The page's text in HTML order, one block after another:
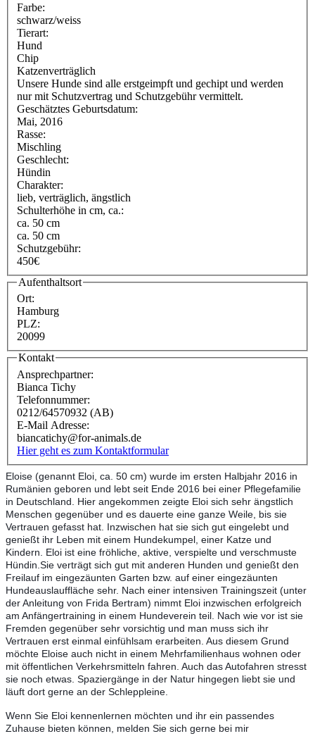
Farbe:
schwarz/weiss
Tierart:
Hund
Chip
Katzenverträglich
Unsere Hunde sind alle erstgeimpft und gechipt und werden
nur mit Schutzvertrag und Schutzgebühr vermittelt.
Geschätztes Geburtsdatum:
Mai, 2016
Rasse:
Mischling
Geschlecht:
Hündin
Charakter:
lieb, verträglich, ängstlich
Schulterhöhe in cm, ca.:
ca. 50 cm
ca. 50 cm
Schutzgebühr:
450€
Aufenthaltsort
Ort:
Hamburg
PLZ:
20099
Kontakt
Ansprechpartner:
Bianca Tichy
Telefonnummer:
0212/64570932 (AB)
E-Mail Adresse:
biancatichy@for-animals.de
Hier geht es zum Kontaktformular
Eloise (genannt Eloi, ca. 50 cm) wurde im ersten Halbjahr 2016 in
Rumänien geboren und lebt seit Ende 2016 bei einer Pflegefamilie
in Deutschland. Hier angekommen zeigte Eloi sich sehr ängstlich
Menschen gegenüber und es dauerte eine ganze Weile, bis sie
Vertrauen gefasst hat. Inzwischen hat sie sich gut eingelebt und
genießt ihr Leben mit einem Hundekumpel, einer Katze und
Kindern. Eloi ist eine fröhliche, aktive, verspielte und verschmuste
Hündin. Sie verträgt sich gut mit anderen Hunden und genießt den
Freilauf im eingezäunten Garten bzw. auf einer eingezäunten
Hundeauslauffläche sehr. Nach einer intensiven Trainingszeit (unter
der Anleitung von Frida Bertram) nimmt Eloi inzwischen erfolgreich
am Anfängertraining in einem Hundeverein teil. Nach wie vor ist sie
Fremden gegenüber sehr vorsichtig und man muss sich ihr
Vertrauen erst einmal einfühlsam erarbeiten. Aus diesem Grund
möchte Eloise auch nicht in einem Mehrfamilienhaus wohnen oder
mit öffentlichen Verkehrsmitteln fahren. Auch das Autofahren stresst
sie noch etwas. Spaziergänge in der Natur hingegen liebt sie und
läuft dort gerne an der Schleppleine.
Wenn Sie Eloi kennenlernen möchten und ihr ein passendes
Zuhause bieten können, melden Sie sich gerne bei mir